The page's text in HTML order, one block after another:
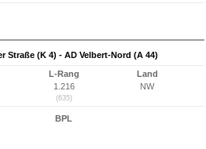
Straße (K 4) - AD Velbert-Nord (A 44)
L-Rang
1.216
(635)
Land
NW
BPL